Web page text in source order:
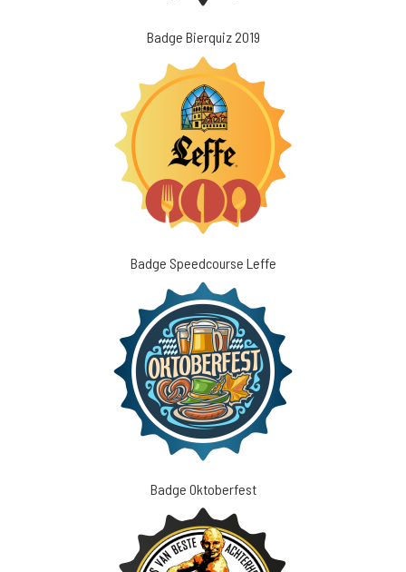
Badge Bierquiz 2019
Badge Speedcourse Leffe
Badge Oktoberfest